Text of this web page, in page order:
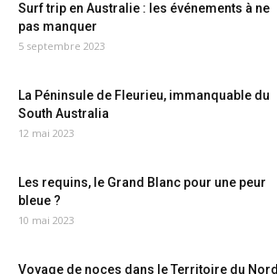
Surf trip en Australie : les événements à ne
pas manquer
5 septembre 2023
La Péninsule de Fleurieu, immanquable du
South Australia
12 mai 2023
Les requins, le Grand Blanc pour une peur
bleue ?
10 mai 2023
Voyage de noces dans le Territoire du Nord